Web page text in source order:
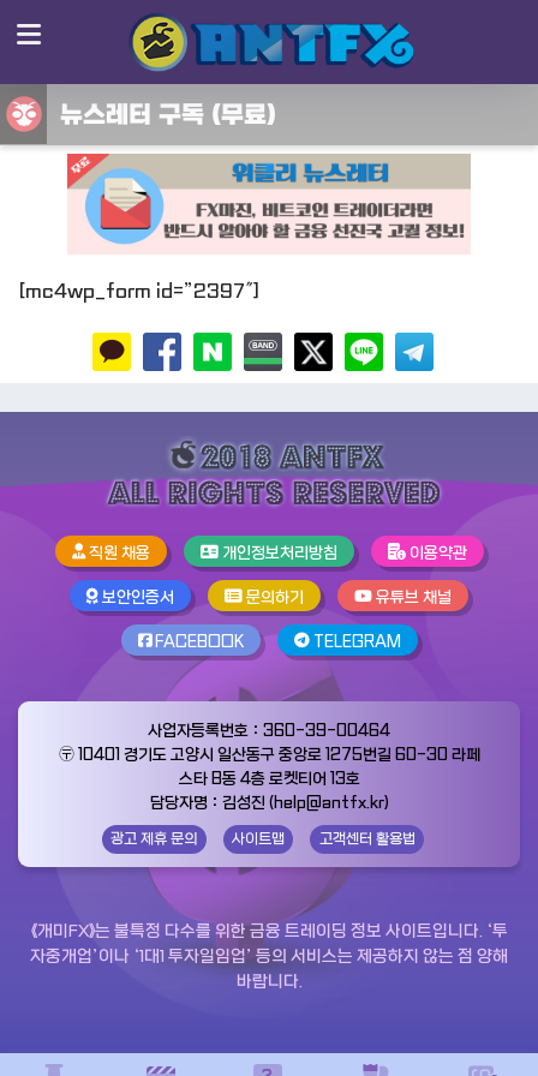
뉴스레터 구독 (무료)
[mc4wp_form id=”2397″]
직원 채용 개인정보처리방침 이용약관
보안인증서 문의하기 유튜브 채널
FACEBOOK TELEGRAM
사업자등록번호：360-39-00464
〶 10401 경기도 고양시 일산동구 중앙로 1275번길 60-30 라페
스타 B동 4층 로켓티어 13호
담당자명：김성진 (help@antfx.kr)
광고 제휴 문의 사이트맵 고객센터 활용법
《개미FX》는 불특정 다수를 위한 금융 트레이딩 정보 사이트입니다. ‘투
자중개업’이나 ‘1대1 투자일임업’ 등의 서비스는 제공하지 않는 점 양해
바랍니다.